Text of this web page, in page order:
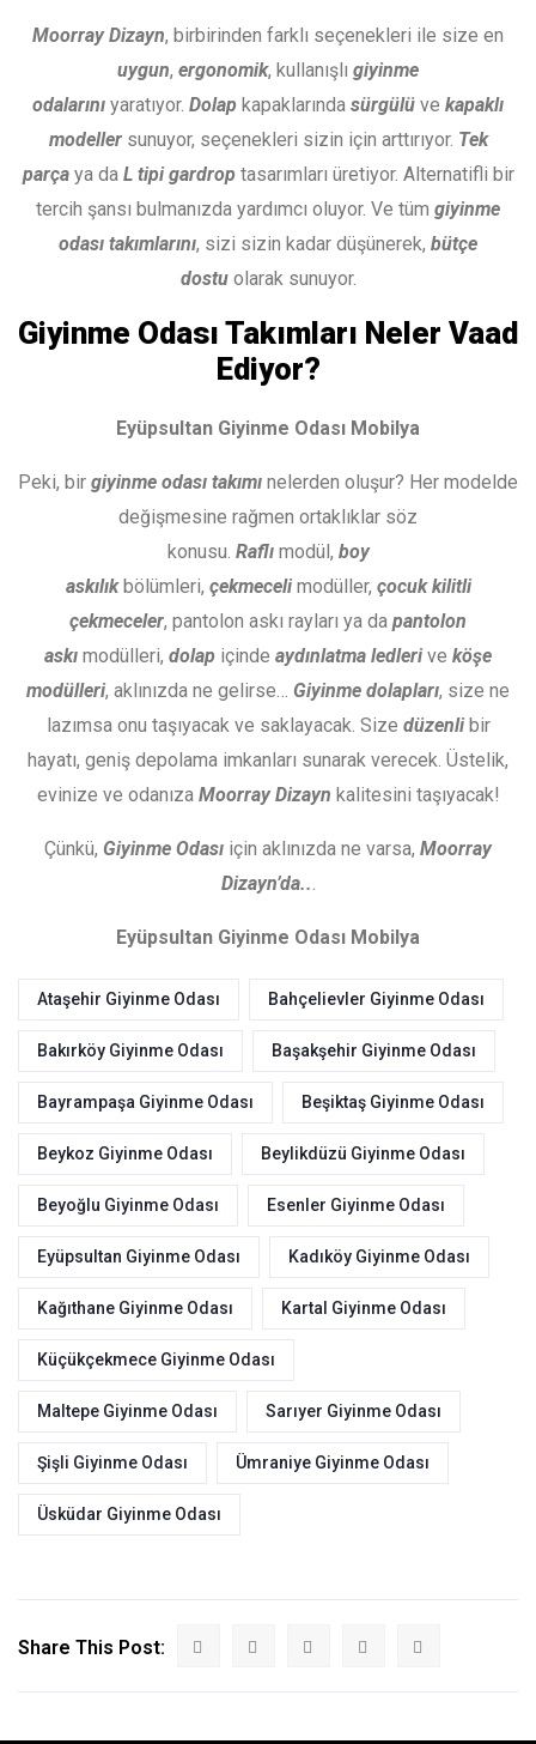
Moorray Dizayn, birbirinden farklı seçenekleri ile size en
uygun, ergonomik, kullanışlı giyinme
odalarını yaratıyor. Dolap kapaklarında sürgülü ve kapaklı
modellersunuyor, seçenekleri sizin için arttırıyor. Tek
parçaya da L tipi gardrop tasarımları üretiyor. Alternatifli bir
tercih şansı bulmanızda yardımcı oluyor. Ve tüm giyinme
odası takımlarını, sizi sizin kadar düşünerek, bütçe
dostuolarak sunuyor.
Giyinme Odası Takımları Neler Vaad
Ediyor?
Eyüpsultan Giyinme Odası Mobilya
Peki, bir giyinme odası takımı nelerden oluşur? Her modelde
değişmesine rağmen ortaklıklar söz
konusu. Raflımodül, boy
askılıkbölümleri, çekmecelimodüller, çocuk kilitli
çekmeceler, pantolon askı rayları ya da pantolon
askı modülleri, dolap içinde aydınlatma ledleri ve köşe
modülleri, aklınızda ne gelirse… Giyinme dolapları, size ne
lazımsa onu taşıyacak ve saklayacak. Size düzenlibir
hayatı, geniş depolama imkanları sunarak verecek. Üstelik,
evinize ve odanıza Moorray Dizayn kalitesini taşıyacak!
Çünkü, Giyinme Odası için aklınızda ne varsa, Moorray
Dizayn’da...
Eyüpsultan Giyinme Odası Mobilya
Ataşehir Giyinme Odası Bahçelievler Giyinme Odası
Bakırköy Giyinme Odası Başakşehir Giyinme Odası
Bayrampaşa Giyinme Odası Beşiktaş Giyinme Odası
Beykoz Giyinme Odası Beylikdüzü Giyinme Odası
Beyoğlu Giyinme Odası Esenler Giyinme Odası
Eyüpsultan Giyinme Odası Kadıköy Giyinme Odası
Kağıthane Giyinme Odası Kartal Giyinme Odası
Küçükçekmece Giyinme Odası
Maltepe Giyinme Odası Sarıyer Giyinme Odası
Şişli Giyinme Odası Ümraniye Giyinme Odası
Üsküdar Giyinme Odası
Share This Post: